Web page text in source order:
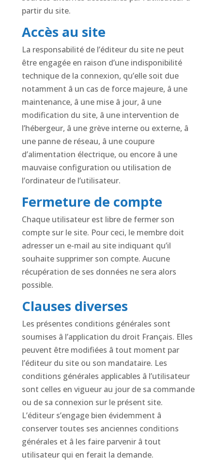
partir du site.
Accès au site
La responsabilité de l’éditeur du site ne peut
être engagée en raison d’une indisponibilité
technique de la connexion, qu’elle soit due
notamment â un cas de force majeure, â une
maintenance, â une mise â jour, â une
modification du site, â une intervention de
l’hébergeur, â une grève interne ou externe, â
une panne de réseau, â une coupure
d’alimentation électrique, ou encore â une
mauvaise configuration ou utilisation de
l’ordinateur de l’utilisateur.
Fermeture de compte
Chaque utilisateur est libre de fermer son
compte sur le site. Pour ceci, le membre doit
adresser un e-mail au site indiquant qu’il
souhaite supprimer son compte. Aucune
récupération de ses données ne sera alors
possible.
Clauses diverses
Les présentes conditions générales sont
soumises â l’application du droit Français. Elles
peuvent être modifiées â tout moment par
l’éditeur du site ou son mandataire. Les
conditions générales applicables â l’utilisateur
sont celles en vigueur au jour de sa commande
ou de sa connexion sur le présent site.
L’éditeur s’engage bien évidemment â
conserver toutes ses anciennes conditions
générales et â les faire parvenir â tout
utilisateur qui en ferait la demande.